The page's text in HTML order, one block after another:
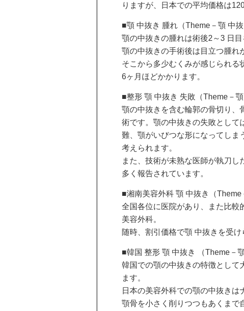
りますが、日本での平均価格は
■顎 中抜き 腫れ（Theme－顎 中抜
顎の中抜きの腫れは術後2～3 日
顎の中抜きの手術後は目立つ腫れ
そこから多少むくみが感じられる
6ヶ月ほどかかります。
■整形 顎 中抜き 失敗（Theme－顎
顎の中抜きを含む輪郭の骨切り、
術です。顎の中抜きの失敗として
難、顎がいびつな形になってしま
考えられます。
また、技術が未熟な医師が執刀
多く報告されています。
■湘南美容外科 顎 中抜き（Theme
全国各位に医院があり、また比較
美容外科。
随時、割引価格で顎 中抜きを受
■韓国 整形 顎 中抜き （Theme－
韓国での顎の中抜きの特徴として
ます。
日本の美容外科での顎の中抜きは
顎骨を小さく削りつつもあくまで